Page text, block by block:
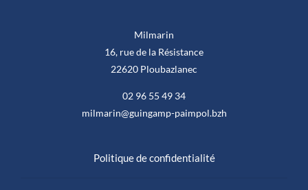
Milmarin
16, rue de la Résistance
22620 Ploubazlanec
02 96 55 49 34
milmarin@guingamp-paimpol.bzh
Politique de confidentialité